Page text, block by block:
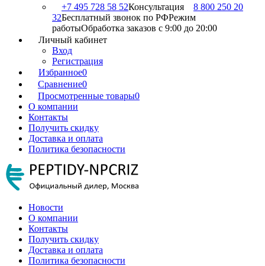
+7 495 728 58 52Консультация
8 800 250 20
32Бесплатный звонок по РФРежим
работыОбработка заказов с 9:00 до 20:00
Личный кабинет
Вход
Регистрация
Избранное0
Сравнение0
Просмотренные товары0
О компании
Контакты
Получить скидку
Доставка и оплата
Политика безопасности
Новости
О компании
Контакты
Получить скидку
Доставка и оплата
Политика безопасности